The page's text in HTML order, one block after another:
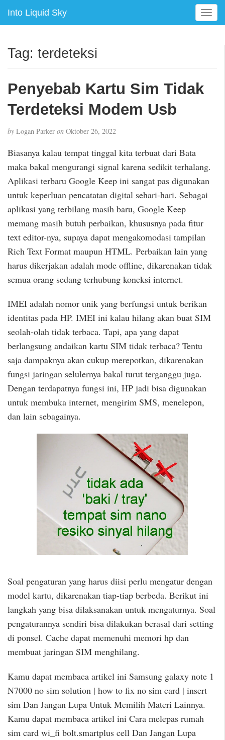
Into Liquid Sky
T
o
e
o
n
Tag: terdeteksi
Penyebab Kartu Sim Tidak
Terdeteksi Modem Usb
by Logan Parker on Oktober 26, 2022
Biasanya kalau tempat tinggal kita terbuat dari Bata
maka bakal mengurangi signal karena sedikit terhalang.
Aplikasi terbaru Google Keep ini sangat pas digunakan
untuk keperluan pencatatan digital sehari-hari. Sebagai
aplikasi yang terbilang masih baru, Google Keep
memang masih butuh perbaikan, khususnya pada fitur
text editor-nya, supaya dapat mengakomodasi tampilan
Rich Text Format maupun HTML. Perbaikan lain yang
harus dikerjakan adalah mode offline, dikarenakan tidak
semua orang sedang terhubung koneksi internet.
IMEI adalah nomor unik yang berfungsi untuk berikan
identitas pada HP. IMEI ini kalau hilang akan buat SIM
seolah-olah tidak terbaca. Tapi, apa yang dapat
berlangsung andaikan kartu SIM tidak terbaca? Tentu
saja dampaknya akan cukup merepotkan, dikarenakan
fungsi jaringan selulernya bakal turut terganggu juga.
Dengan terdapatnya fungsi ini, HP jadi bisa digunakan
untuk membuka internet, mengirim SMS, menelepon,
dan lain sebagainya.
Soal pengaturan yang harus diisi perlu mengatur dengan
model kartu, dikarenakan tiap-tiap berbeda. Berikut ini
langkah yang bisa dilaksanakan untuk mengaturnya. Soal
pengaturannya sendiri bisa dilakukan berasal dari setting
di ponsel. Cache dapat memenuhi memori hp dan
membuat jaringan SIM menghilang.
Kamu dapat membaca artikel ini Samsung galaxy note 1
N7000 no sim solution | how to fix no sim card | insert
sim Dan Jangan Lupa Untuk Memilih Materi Lainnya.
Kamu dapat membaca artikel ini Cara melepas rumah
sim card wi_fi bolt.smartplus cell Dan Jangan Lupa